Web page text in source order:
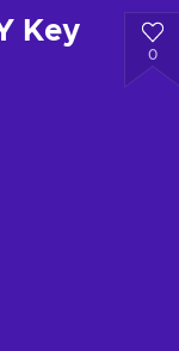
Key
0